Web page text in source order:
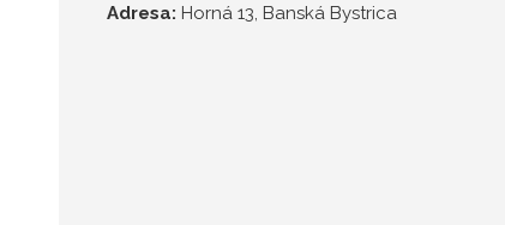
Adresa: Horná 13, Banská Bystrica